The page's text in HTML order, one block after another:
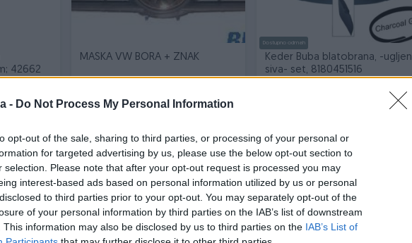
- Do Not Process My Personal Information
opt-out of the sale, sharing to third parties, or processing of your personal or
for targeted advertising by us, please use the below opt-out section to
selection. Please note that after your opt-out request is processed you may
interest-based ads based on personal information utilized by us or personal
to third parties prior to your opt-out. You may separately opt-out of the
of your personal information by third parties on the IAB’s list of downstream
This information may also be disclosed by us to third parties on the IAB’s List of
42662
MASKA VW BORA + ZNAK
Dostupno odmah
Keder Buba blatobrana, -ugljen
siva- set, 8180451516